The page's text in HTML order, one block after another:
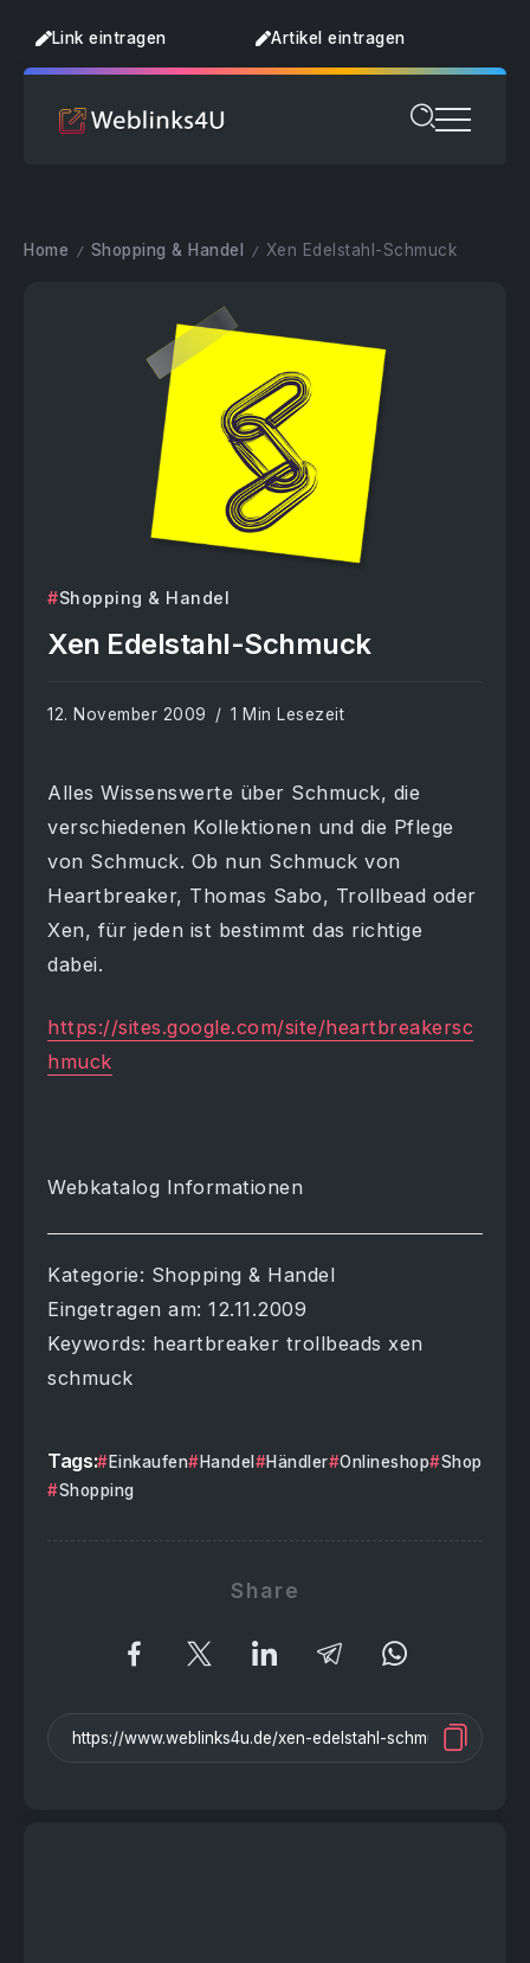
Link eintragen Artikel eintragen
Home / Shopping & Handel / Xen Edelstahl-Schmuck
Shopping & Handel
Xen Edelstahl-Schmuck
12. November 2009 1 Min Lesezeit
Alles Wissenswerte über Schmuck, die
verschiedenen Kollektionen und die Pflege
von Schmuck. Ob nun Schmuck von
Heartbreaker, Thomas Sabo, Trollbead oder
Xen, für jeden ist bestimmt das richtige
dabei.
https://sites.google.com/site/heartbreakersc
hmuck
Webkatalog Informationen
Kategorie: Shopping & Handel
Eingetragen am: 12.11.2009
Keywords: heartbreaker trollbeads xen
schmuck
Tags: Einkaufen Handel Händler Onlineshop
Shop
Shopping
Share